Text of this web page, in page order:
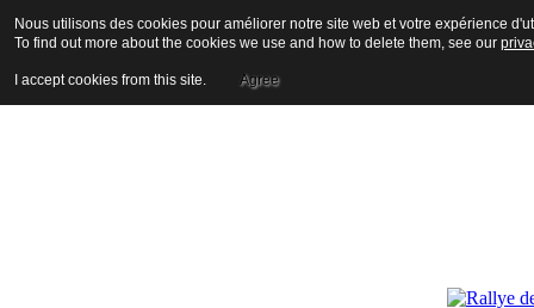
Nous utilisons des cookies pour améliorer notre site web et votre expérience
To find out more about the cookies we use and how to delete them, see our
I accept cookies from this site. Agree